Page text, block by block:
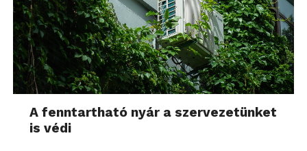
A fenntartható nyár a szervezetünket
is védi